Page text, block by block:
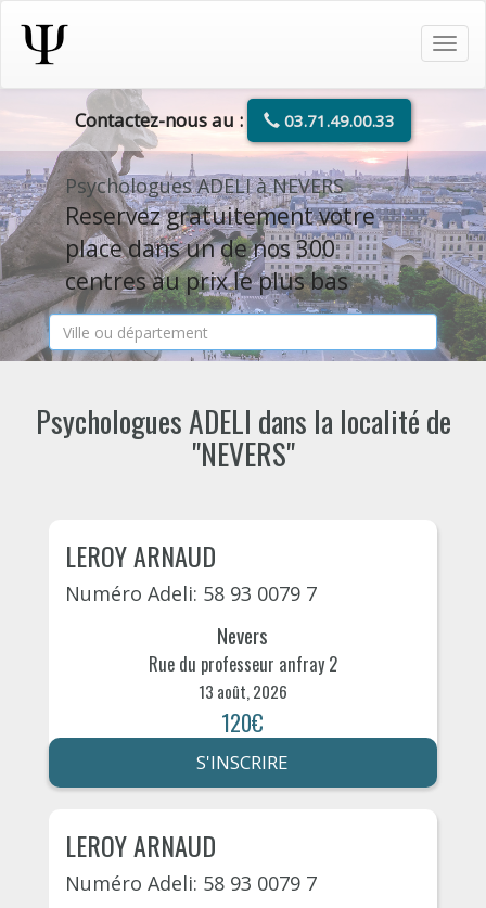
Contactez-nous au : 03.71.49.00.33
Psychologues ADELI à NEVERS
Reservez gratuitement votre
place dans un de nos 300
centres au prix le plus bas
Psychologues ADELI dans la localité de
"NEVERS"
LEROY ARNAUD
Numéro Adeli: 58 93 0079 7
Nevers
Rue du professeur anfray 2
13 août, 2026
120€
S'INSCRIRE
LEROY ARNAUD
Numéro Adeli: 58 93 0079 7